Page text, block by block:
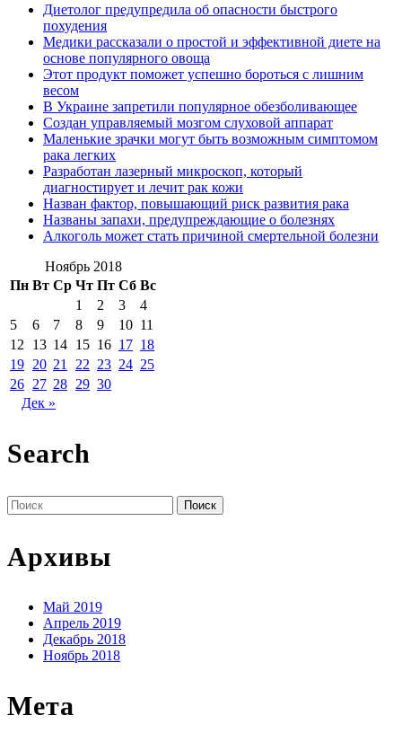
Диетолог предупредила об опасности быстрого
похудения
Медики рассказали о простой и эффективной диете на
основе популярного овоща
Этот продукт поможет успешно бороться с лишним
весом
В Украине запретили популярное обезболивающее
Создан управляемый мозгом слуховой аппарат
Маленькие зрачки могут быть возможным симптомом
рака легких
Разработан лазерный микроскоп, который
диагностирует и лечит рак кожи
Назван фактор, повышающий риск развития рака
Названы запахи, предупреждающие о болезнях
Алкоголь может стать причиной смертельной болезни
Ноябрь 2018
Пн Вт Ср Чт Пт Сб Вс
1
2 3
4
5
6 7 8 9 10 11
12
13 14 15 16 17 18
19 20 21 22 23 24 25
26 27 28 29 30
Дек »
Search
Поиск
по:
Архивы
Май 2019
Апрель 2019
Декабрь 2018
Ноябрь 2018
Мета